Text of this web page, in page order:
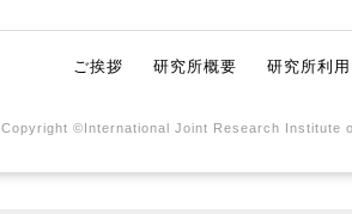
ご挨拶 研究所概要 研究所利
Copyright ©International Joint Research Institute